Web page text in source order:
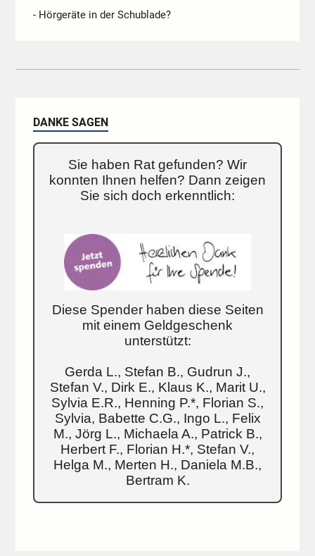
- Hörgeräte in der Schublade?
DANKE SAGEN
Sie haben Rat gefunden? Wir
konnten Ihnen helfen? Dann zeigen
Sie sich doch erkenntlich:
Diese Spender haben diese Seiten
mit einem Geldgeschenk
unterstützt:
Gerda L., Stefan B., Gudrun J.,
Stefan V., Dirk E., Klaus K., Marit U.,
Sylvia E.R., Henning P.*, Florian S.,
Sylvia, Babette C.G., Ingo L., Felix
M., Jörg L., Michaela A., Patrick B.,
Herbert F., Florian H.*, Stefan V.,
Helga M., Merten H., Daniela M.B.,
Bertram K.